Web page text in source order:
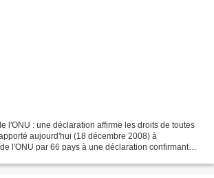
l'ONU : une déclaration affirme les droits de toutes
aujourd'hui (18 décembre 2008) à
l'ONU par 66 pays à une déclaration confirmant